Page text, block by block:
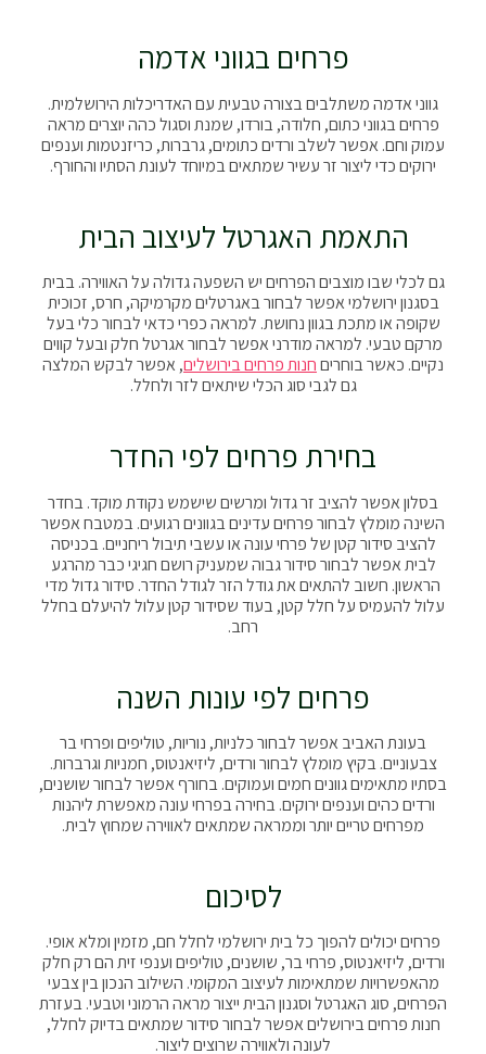
פרחים בגווני אדמה
גווני אדמה משתלבים בצורה טבעית עם האדריכלות הירושלמית.
פרחים בגווני כתום, חלודה, בורדו, שמנת וסגול כהה יוצרים מראה
עמוק וחם. אפשר לשלב ורדים כתומים, גרברות, כריזנטמות וענפים
ירוקים כדי ליצור זר עשיר שמתאים במיוחד לעונת הסתיו והחורף.
התאמת האגרטל לעיצוב הבית
גם לכלי שבו מוצבים הפרחים יש השפעה גדולה על האווירה. בבית
בסגנון ירושלמי אפשר לבחור באגרטלים מקרמיקה, חרס, זכוכית
שקופה או מתכת בגוון נחושת. למראה כפרי כדאי לבחור כלי בעל
מרקם טבעי. למראה מודרני אפשר לבחור אגרטל חלק ובעל קווים
נקיים. כאשר בוחריםחנות פרחים בירושלים, אפשר לבקש המלצה
גם לגבי סוג הכלי שיתאים לזר ולחלל.
בחירת פרחים לפי החדר
בסלון אפשר להציב זר גדול ומרשים שישמש נקודת מוקד. בחדר
השינה מומלץ לבחור פרחים עדינים בגוונים רגועים. במטבח אפשר
להציב סידור קטן של פרחי עונה או עשבי תיבול ריחניים. בכניסה
לבית אפשר לבחור סידור גבוה שמעניק רושם חגיגי כבר מהרגע
הראשון. חשוב להתאים את גודל הזר לגודל החדר. סידור גדול מדי
עלול להעמיס על חלל קטן, בעוד שסידור קטן עלול להיעלם בחלל
רחב.
פרחים לפי עונות השנה
בעונת האביב אפשר לבחור כלניות, נוריות, טוליפים ופרחי בר
צבעוניים. בקיץ מומלץ לבחור ורדים, ליזיאנטוס, חמניות וגרברות.
בסתיו מתאימים גוונים חמים ועמוקים. בחורף אפשר לבחור שושנים,
ורדים כהים וענפים ירוקים. בחירה בפרחי עונה מאפשרת ליהנות
מפרחים טריים יותר וממראה שמתאים לאווירה שמחוץ לבית.
לסיכום
פרחים יכולים להפוך כל בית ירושלמי לחלל חם, מזמין ומלא אופי.
ורדים, ליזיאנטוס, פרחי בר, שושנים, טוליפים וענפי זית הם רק חלק
מהאפשרויות שמתאימות לעיצוב המקומי. השילוב הנכון בין צבעי
הפרחים, סוג האגרטל וסגנון הבית ייצור מראה הרמוני וטבעי. בעזרת
חנות פרחים בירושלים אפשר לבחור סידור שמתאים בדיוק לחלל,
לעונה ולאווירה שרוצים ליצור.